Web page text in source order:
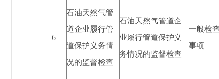
6
石油天然气管
道企业履行管
道保护义务情
况的监督检查
石油天然气管道企
业履行管道保护义
务情况的监督检查
一般检
事项